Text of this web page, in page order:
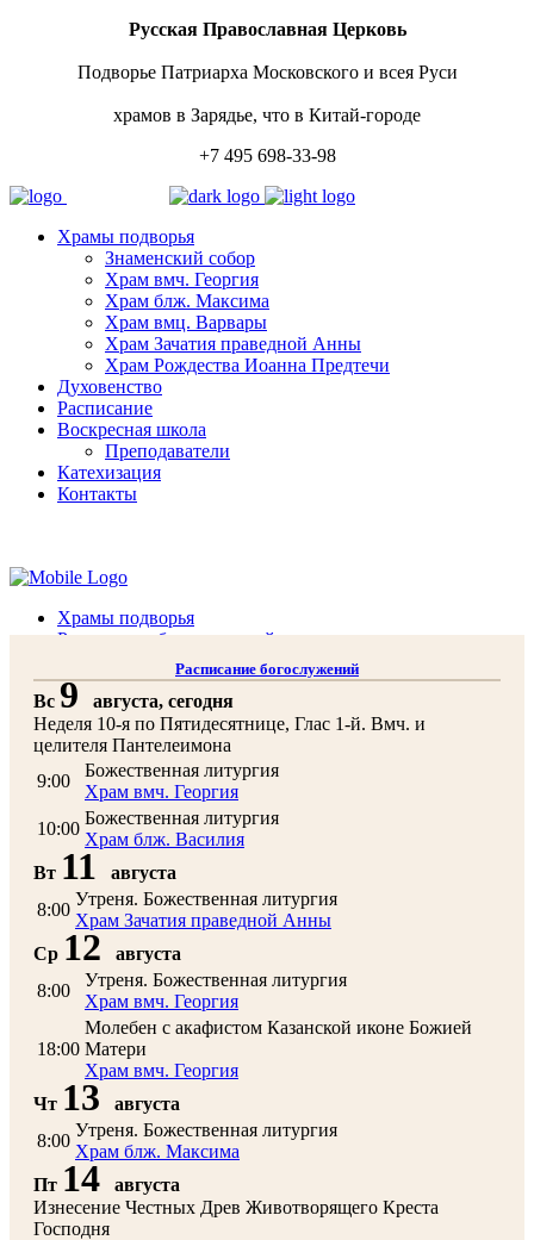
Русская Православная Церковь
Подворье Патриарха Московского и всея Руси
храмов в Зарядье, что в Китай-городе
+7 495 698-33-98
Храмы подворья
Знаменский собор
Храм вмч. Георгия
Храм блж. Максима
Храм вмц. Варвары
Храм Зачатия праведной Анны
Храм Рождества Иоанна Предтечи
Духовенство
Расписание
Воскресная школа
Преподаватели
Катехизация
Контакты
Храмы подворья
Расписание богослужений
Воскресная школа
Преподаватели Воскресной школы
Катехизация
КОНТАКТЫ
Помочь Подворью
Расписание богослужений
Вс 9 августа, сегодня
Неделя 10-я по Пятидесятнице, Глас 1-й. Вмч. и
целителя Пантелеимона
9:00
Божественная литургия
Храм вмч. Георгия
10:00
Божественная литургия
Храм блж. Василия
Вт 11
августа
8:00
Утреня. Божественная литургия
Храм Зачатия праведной Анны
Ср 12
августа
8:00
Утреня. Божественная литургия
Храм вмч. Георгия
18:00
Молебен с акафистом Казанской иконе Божией
Матери
Храм вмч. Георгия
Чт 13
августа
8:00
Утреня. Божественная литургия
Храм блж. Максима
Пт 14
августа
Изнесение Честных Древ Животворящего Креста
Господня